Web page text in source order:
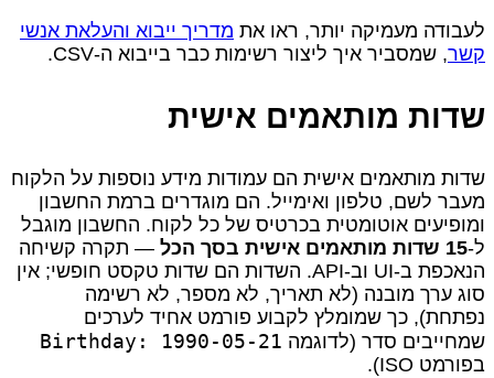
לעבודה מעמיקה יותר, ראו את מדריך ייבוא והעלאת אנשי
קשר, שמסביר איך ליצור רשימות כבר בייבוא ה-CSV.
שדות מותאמים אישית
שדות מותאמים אישית הם עמודות מידע נוספות על הלקוח
מעבר לשם, טלפון ואימייל. הם מוגדרים ברמת החשבון
ומופיעים אוטומטית בכרטיס של כל לקוח. החשבון מוגבל
ל-15 שדות מותאמים אישית בסך הכל
— תקרה קשיחה
הנאכפת ב-UI וב-API. השדות הם שדות טקסט חופשי; אין
סוג ערך מובנה (לא תאריך, לא מספר, לא רשימה
נפתחת), כך שמומלץ לקבוע פורמט אחיד לערכים
שמחייבים סדר (לדוגמה Birthday: 1990-05-21
בפורמט ISO).